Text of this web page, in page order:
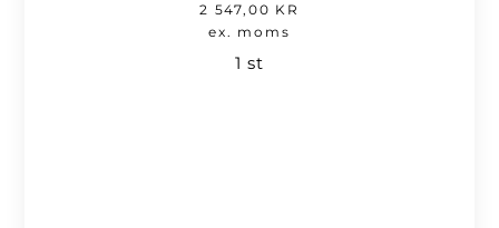
2 547,00 KR
ex. moms
1 st